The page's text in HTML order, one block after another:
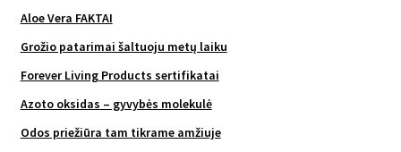
Aloe Vera FAKTAI
Grožio patarimai šaltuoju metų laiku
Forever Living Products sertifikatai
Azoto oksidas – gyvybės molekulė
Odos priežiūra tam tikrame amžiuje